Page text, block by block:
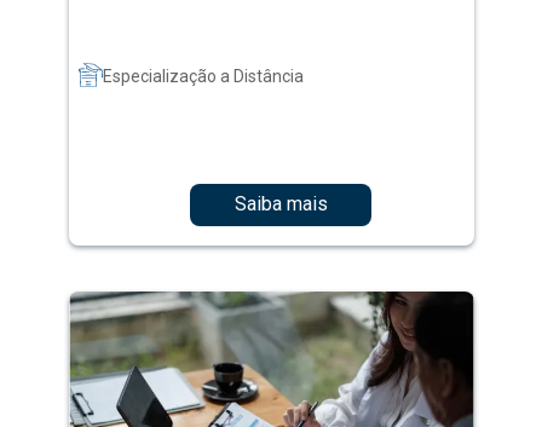
Especialização a Distância
Saiba mais